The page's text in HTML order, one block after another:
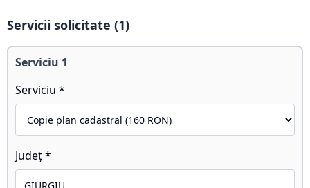
Servicii solicitate (1)
Serviciu 1
Serviciu *
Județ *